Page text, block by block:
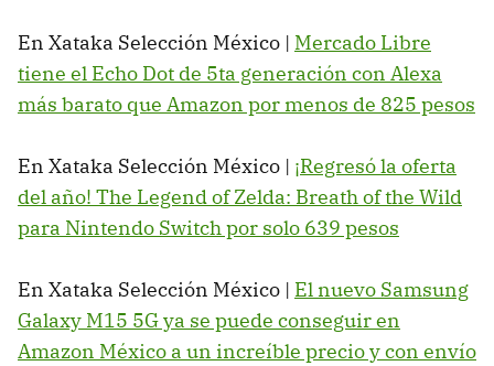
En Xataka Selección México | Mercado Libre
tiene el Echo Dot de 5ta generación con Alexa
más barato que Amazon por menos de 825 pesos
En Xataka Selección México | ¡Regresó la oferta
del año! The Legend of Zelda: Breath of the Wild
para Nintendo Switch por solo 639 pesos
En Xataka Selección México | El nuevo Samsung
Galaxy M15 5G ya se puede conseguir en
Amazon México a un increíble precio y con envío